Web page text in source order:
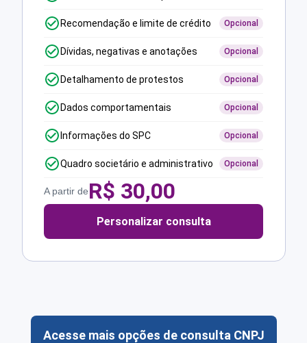
Recomendação e limite de crédito Opcional
Dívidas, negativas e anotações Opcional
Detalhamento de protestos Opcional
Dados comportamentais Opcional
Informações do SPC Opcional
Quadro societário e administrativo Opcional
A partir deR$ 30,00
Personalizar consulta
Acesse mais opções de consulta CNPJ